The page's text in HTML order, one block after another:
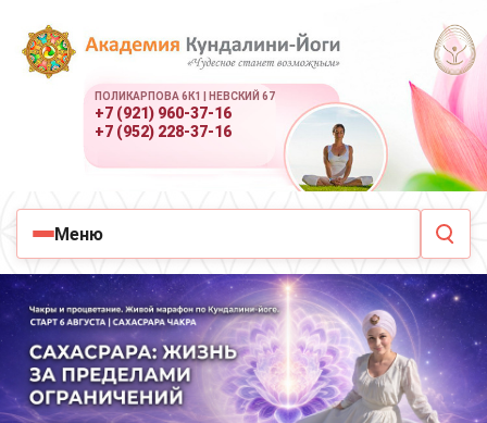
ПОЛИКАРПОВА 6К1 | НЕВСКИЙ 67
+7 (921) 960-37-16
+7 (952) 228-37-16
Меню